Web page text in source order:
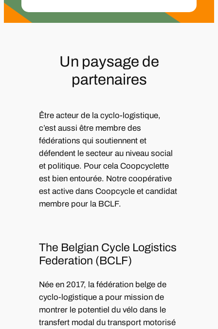
Un paysage de
partenaires
Être acteur de la cyclo-logistique,
c’est aussi être membre des
fédérations qui soutiennent et
défendent le secteur au niveau social
et politique. Pour cela Coopcyclette
est bien entourée. Notre coopérative
est active dans Coopcycle et candidat
membre pour la BCLF.
The Belgian Cycle Logistics
Federation (BCLF)
Née en 2017, la fédération belge de
cyclo-logistique a pour mission de
montrer le potentiel du vélo dans le
transfert modal du transport motorisé